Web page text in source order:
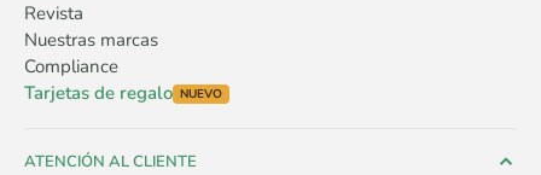
Revista
Nuestras marcas
Compliance
Tarjetas de regalo NUEVO
ATENCIÓN AL CLIENTE